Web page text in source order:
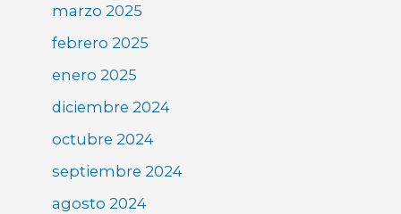
marzo 2025
febrero 2025
enero 2025
diciembre 2024
octubre 2024
septiembre 2024
agosto 2024